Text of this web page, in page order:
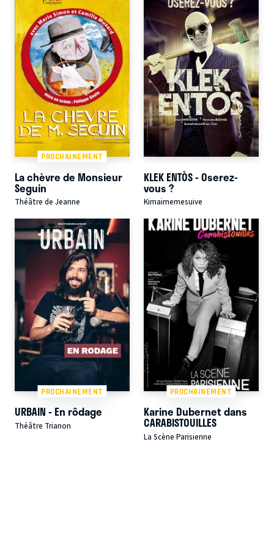
PROCHAINEMENT
La chèvre de Monsieur
Seguin
Théâtre de Jeanne
KLEK ENTÒS - Oserez-
vous ?
Kimaimemesuive
PROCHAINEMENT
URBAIN - En rôdage
Théâtre Trianon
PROCHAINEMENT
Karine Dubernet dans
CARABISTOUILLES
La Scène Parisienne